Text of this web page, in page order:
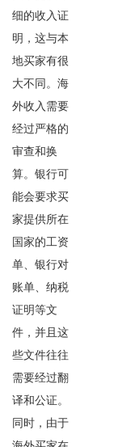
细的收入证
明，这与本
地买家有很
大不同。海
外收入需要
经过严格的
审查和换
算。银行可
能会要求买
家提供所在
国家的工资
单、银行对
账单、纳税
证明等文
件，并且这
些文件往往
需要经过翻
译和公证。
同时，由于